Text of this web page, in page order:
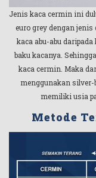
Jenis kaca cermin ini
euro grey dengan
kaca abu-abu
baku kacanya.
kaca cermin. Maka
menggunakan silver-
memiliki usia
Metode